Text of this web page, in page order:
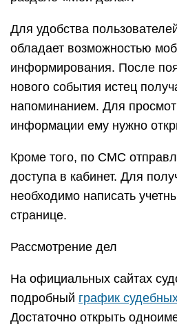
Для удобства
обладает возможностью
информирования. После
нового события истец
напоминанием. Для
информации ему нужно
Кроме того, по СМС
доступа в кабинет. Для
необходимо написать
странице.
Рассмотрение дел
На официальных сайтах
подробный график
Достаточно открыть